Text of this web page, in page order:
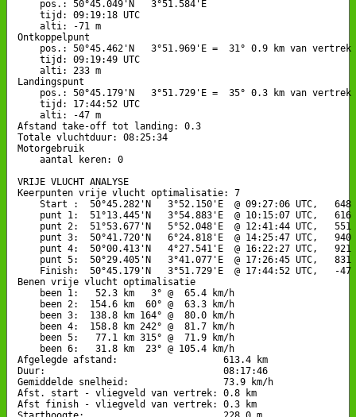
    pos.: 50°45.049'N   3°51.584'E
    tijd: 09:19:18 UTC
    alti: -71 m
Ontkoppelpunt
    pos.: 50°45.462'N   3°51.969'E =  31° 0.9 km van vertrek
    tijd: 09:19:49 UTC
    alti: 233 m
Landingspunt
    pos.: 50°45.179'N   3°51.729'E =  35° 0.3 km van vertrek
    tijd: 17:44:52 UTC
    alti: -47 m
Afstand take-off tot landing: 0.3
Totale vluchtduur: 08:25:34
Motorgebruik
    aantal keren: 0
VRIJE VLUCHT ANALYSE
Keerpunten vrije vlucht optimalisatie: 7
Start :  50°45.282'N   3°52.150'E  @ 09:27:06 UTC,   648
punt 1:  51°13.445'N   3°54.883'E  @ 10:15:07 UTC,   616
punt 2:  51°53.677'N   5°52.048'E  @ 12:41:44 UTC,   551
punt 3:  50°41.720'N   6°24.818'E  @ 14:25:47 UTC,   940
punt 4:  50°00.413'N   4°27.541'E  @ 16:22:27 UTC,   921
punt 5:  50°29.405'N   3°41.077'E  @ 17:26:45 UTC,   831
Finish:  50°45.179'N   3°51.729'E  @ 17:44:52 UTC,   -47
Benen vrije vlucht optimalisatie
    been 1:   52.3 km   3° @  65.4 km/h
    been 2:  154.6 km  60° @  63.3 km/h
    been 3:  138.8 km 164° @  80.0 km/h
    been 4:  158.8 km 242° @  81.7 km/h
    been 5:   77.1 km 315° @  71.9 km/h
    been 6:   31.8 km  23° @ 105.4 km/h
Afgelegde afstand:                   613.4 km
Duur:                                08:17:46
Gemiddelde snelheid:                 73.9 km/h
Afst. start - vliegveld van vertrek: 0.8 km
Afst finish - vliegveld van vertrek: 0.3 km